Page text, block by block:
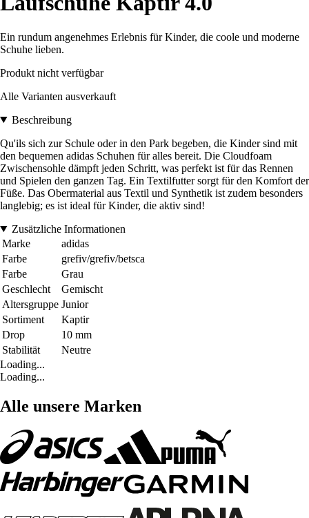
Ein rundum angenehmes Erlebnis für Kinder, die coole und moderne
Schuhe lieben.
Produkt nicht verfügbar
Alle Varianten ausverkauft
Beschreibung
Qu'ils sich zur Schule oder in den Park begeben, die Kinder sind mit
den bequemen adidas Schuhen für alles bereit. Die Cloudfoam
Zwischensohle dämpft jeden Schritt, was perfekt ist für das Rennen
und Spielen den ganzen Tag. Ein Textilfutter sorgt für den Komfort der
Füße. Das Obermaterial aus Textil und Synthetik ist zudem besonders
langlebig; es ist ideal für Kinder, die aktiv sind!
Zusätzliche Informationen
Marke
adidas
Farbe
grefiv/grefiv/betsca
Farbe
Grau
Geschlecht
Gemischt
Altersgruppe Junior
Sortiment
Kaptir
Drop
10 mm
Stabilität
Neutre
Loading...
Loading...
Alle unsere Marken